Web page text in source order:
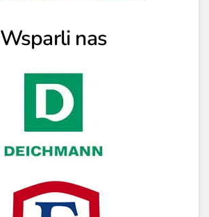
Wsparli nas